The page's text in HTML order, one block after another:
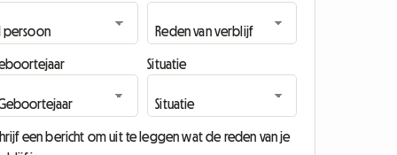
Situatie
een bericht om uit te leggen wat de reden van je